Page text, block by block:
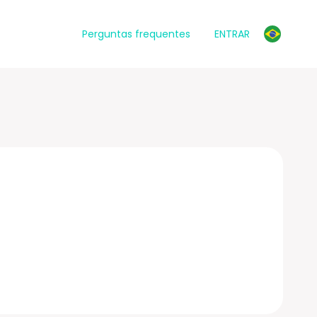
Perguntas frequentes ENTRAR